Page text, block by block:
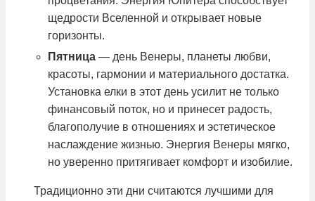
щедрости Вселенной и открывает новые
горизонты.
Пятница — день Венеры, планеты любви,
красоты, гармонии и материального достатка.
Установка елки в этот день усилит не только
финансовый поток, но и принесет радость,
благополучие в отношениях и эстетическое
наслаждение жизнью. Энергия Венеры мягко,
но уверенно притягивает комфорт и изобилие.
Традиционно эти дни считаются лучшими для